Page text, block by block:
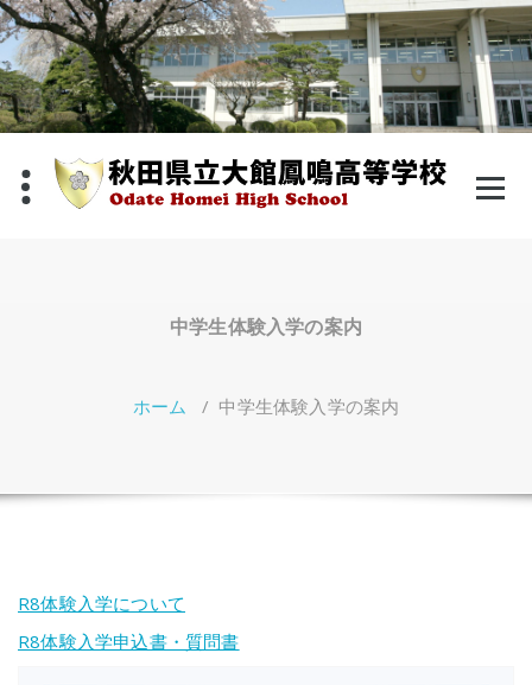
コ
ン
テ
ン
ツ
へ
中学生体験入学の案内
ホーム / 中学生体験入学の案内
R8体験入学について
R8体験入学申込書・質問書